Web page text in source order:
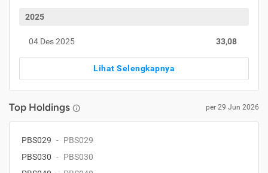
2025
04 Des 2025 33,08
Lihat Selengkapnya
Top Holdings per 29 Jun 2026
PBS029 - PBS029
PBS030 - PBS030